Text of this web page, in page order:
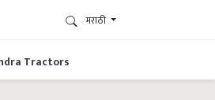
मराठी